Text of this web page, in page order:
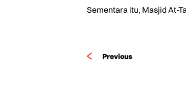
Sementara itu, Masjid At-
Previous